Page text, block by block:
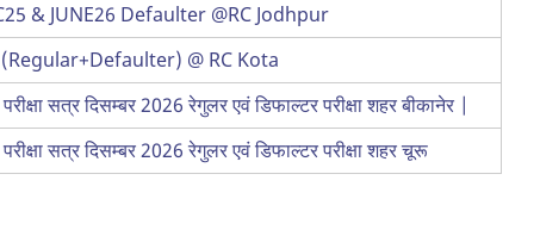
& JUNE26 Defaulter @RC Jodhpur
@ RC Kota
सत्र दिसम्बर 2026 रेगुलर एवं डिफाल्टर परीक्षा शहर बीकानेर |
सत्र दिसम्बर 2026 रेगुलर एवं डिफाल्टर परीक्षा शहर चूरू